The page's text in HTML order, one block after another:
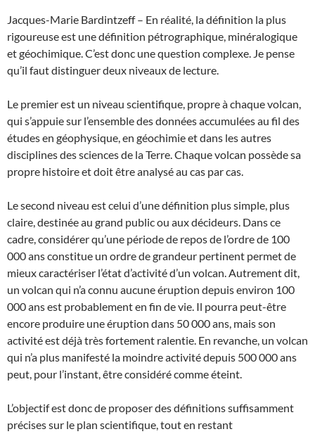
Jacques-Marie Bardintzeff – En réalité, la définition la plus
rigoureuse est une définition pétrographique, minéralogique
et géochimique. C’est donc une question complexe. Je pense
qu’il faut distinguer deux niveaux de lecture.
Le premier est un niveau scientifique, propre à chaque volcan,
qui s’appuie sur l’ensemble des données accumulées au fil des
études en géophysique, en géochimie et dans les autres
disciplines des sciences de la Terre. Chaque volcan possède sa
propre histoire et doit être analysé au cas par cas.
Le second niveau est celui d’une définition plus simple, plus
claire, destinée au grand public ou aux décideurs. Dans ce
cadre, considérer qu’une période de repos de l’ordre de 100
000 ans constitue un ordre de grandeur pertinent permet de
mieux caractériser l’état d’activité d’un volcan. Autrement dit,
un volcan qui n’a connu aucune éruption depuis environ 100
000 ans est probablement en fin de vie. Il pourra peut-être
encore produire une éruption dans 50 000 ans, mais son
activité est déjà très fortement ralentie. En revanche, un volcan
qui n’a plus manifesté la moindre activité depuis 500 000 ans
peut, pour l’instant, être considéré comme éteint.
L’objectif est donc de proposer des définitions suffisamment
précises sur le plan scientifique, tout en restant